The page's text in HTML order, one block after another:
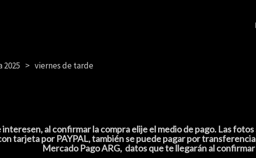
2025 viernes de tarde
al confirmar la compra elije el medio de pago. Las
tarjeta por PAYPAL, también se puede pagar por
Mercado Pago ARG, datos que te llegarán al